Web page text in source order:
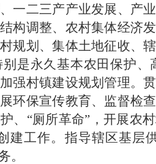
一二三产产业发展、产
构调整、农村集体经济
规划、集体土地征收、
是永久基本农田保护
强村镇建设规划管理。
环保宣传教育、监督检
、“厕所革命” ，开展农
建工作。指导辖区基层
。